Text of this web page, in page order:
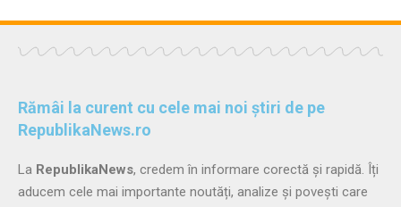
Rămâi la curent cu cele mai noi știri de pe
RepublikaNews.ro
La RepublikaNews, credem în informare corectă și rapidă. Îți
aducem cele mai importante noutăți, analize și povești care